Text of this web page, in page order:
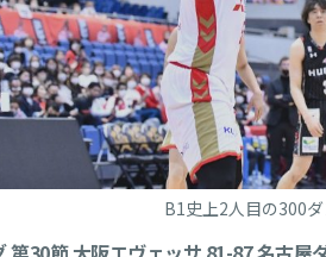
B1史上2人目の300ダ